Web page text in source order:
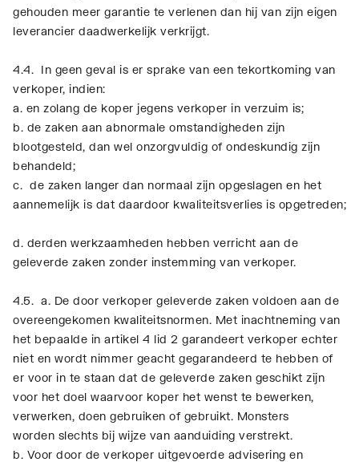
gehouden meer garantie te verlenen dan hij van zijn eigen
leverancier daadwerkelijk verkrijgt.
4.4. In geen geval is er sprake van een tekortkoming van
verkoper, indien:
a. en zolang de koper jegens verkoper in verzuim is;
b. de zaken aan abnormale omstandigheden zijn
blootgesteld, dan wel onzorgvuldig of ondeskundig zijn
behandeld;
c. de zaken langer dan normaal zijn opgeslagen en het
aannemelijk is dat daardoor kwaliteitsverlies is opgetreden;
d. derden werkzaamheden hebben verricht aan de
geleverde zaken zonder instemming van verkoper.
4.5. a. De door verkoper geleverde zaken voldoen aan de
overeengekomen kwaliteitsnormen. Met inachtneming van
het bepaalde in artikel 4 lid 2 garandeert verkoper echter
niet en wordt nimmer geacht gegarandeerd te hebben of
er voor in te staan dat de geleverde zaken geschikt zijn
voor het doel waarvoor koper het wenst te bewerken,
verwerken, doen gebruiken of gebruikt. Monsters
worden slechts bij wijze van aanduiding verstrekt.
b. Voor door de verkoper uitgevoerde advisering en